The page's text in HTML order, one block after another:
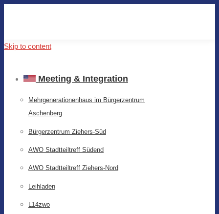
Skip to content
Meeting & Integration
Mehrgenerationenhaus im Bürgerzentrum
Aschenberg
Bürgerzentrum Ziehers-Süd
AWO Stadtteiltreff Südend
AWO Stadtteiltreff Ziehers-Nord
Leihladen
L14zwo